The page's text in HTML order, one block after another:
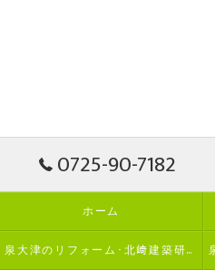
0725-90-7182
ホーム
泉大津のリフォーム･北﨑建築研究会の口コミ情報